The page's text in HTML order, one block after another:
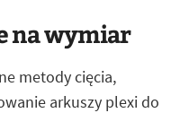
na wymiar
metody cięcia,
arkuszy plexi do